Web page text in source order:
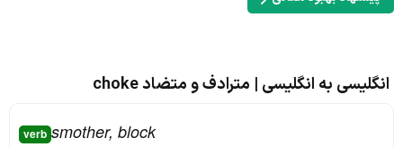
انگلیسی به انگلیسی | مترادف و متضاد choke
verb smother, block